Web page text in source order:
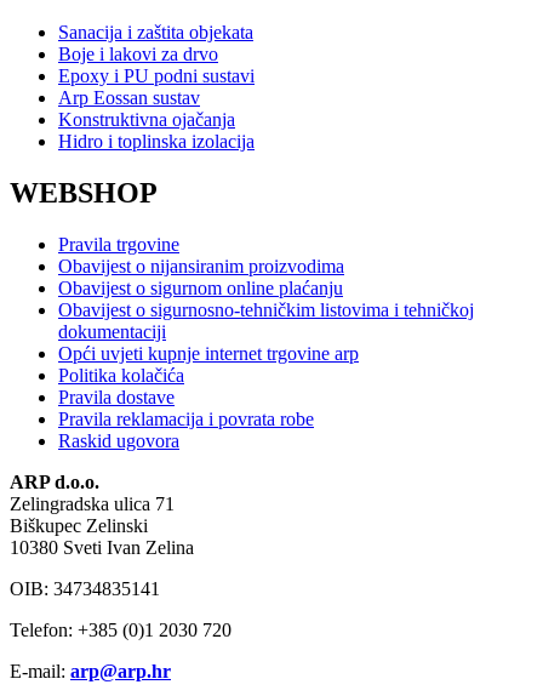
Sanacija i zaštita objekata
Boje i lakovi za drvo
Epoxy i PU podni sustavi
Arp Eossan sustav
Konstruktivna ojačanja
Hidro i toplinska izolacija
WEBSHOP
Pravila trgovine
Obavijest o nijansiranim proizvodima
Obavijest o sigurnom online plaćanju
Obavijest o sigurnosno-tehničkim listovima i tehničkoj
dokumentaciji
Opći uvjeti kupnje internet trgovine arp
Politika kolačića
Pravila dostave
Pravila reklamacija i povrata robe
Raskid ugovora
ARP d.o.o.
Zelingradska ulica 71
Biškupec Zelinski
10380 Sveti Ivan Zelina
OIB: 34734835141
Telefon: +385 (0)1 2030 720
E-mail: arp@arp.hr